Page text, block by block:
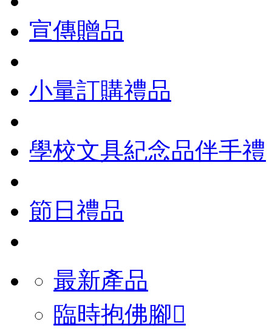
宣傳贈品
小量訂購禮品
學校文具紀念品伴手禮
節日禮品
最新產品
臨時抱佛腳